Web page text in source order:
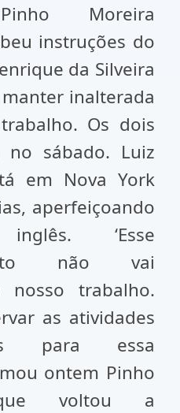
Moreira
instruções do
da Silveira
inalterada
Os dois
no sábado. Luiz
em Nova York
aperfeiçoando
‘Esse
não vai
nosso trabalho.
as atividades
para essa
ontem Pinho
voltou a